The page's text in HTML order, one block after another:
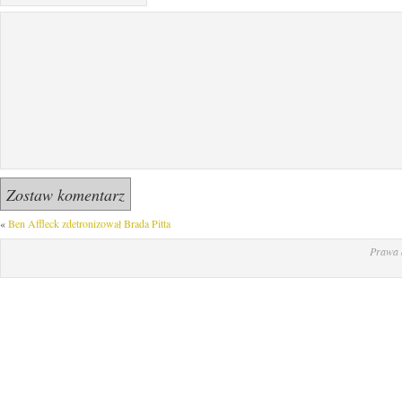
«Ben Affleck zdetronizował Brada Pitta